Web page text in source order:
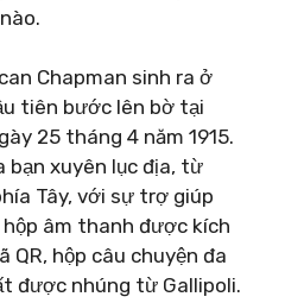
Chapman sinh ra ở
tiên bước lên bờ tại
25 tháng 4 năm 1915.
bạn xuyên lục địa, từ
Tây, với sự trợ giúp
âm thanh được kích
QR, hộp câu chuyện đa
được nhúng từ Gallipoli.